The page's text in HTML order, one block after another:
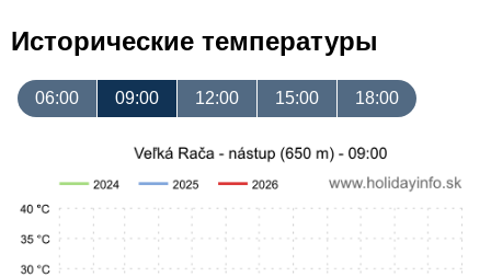
Исторические температуры
06:00 09:00 12:00 15:00 18:00